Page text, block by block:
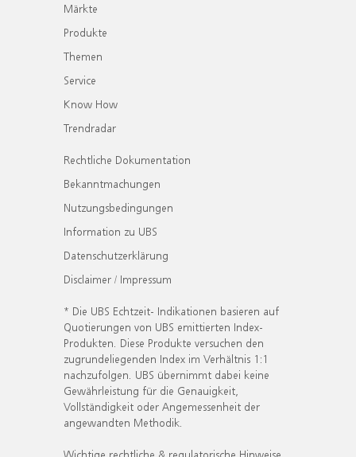
Märkte
Produkte
Themen
Service
Know How
Trendradar
Rechtliche Dokumentation
Bekanntmachungen
Nutzungsbedingungen
Information zu UBS
Datenschutzerklärung
Disclaimer / Impressum
* Die UBS Echtzeit- Indikationen basieren auf
Quotierungen von UBS emittierten Index-
Produkten. Diese Produkte versuchen den
zugrundeliegenden Index im Verhältnis 1:1
nachzufolgen. UBS übernimmt dabei keine
Gewährleistung für die Genauigkeit,
Vollständigkeit oder Angemessenheit der
angewandten Methodik.